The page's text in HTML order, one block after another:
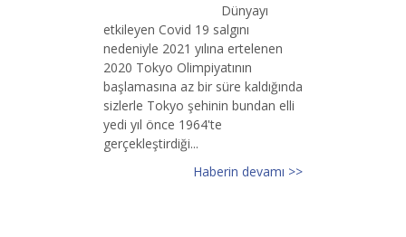
Dünyayı
etkileyen Covid 19 salgını
nedeniyle 2021 yılına ertelenen
2020 Tokyo Olimpiyatının
başlamasına az bir süre kaldığında
sizlerle Tokyo şehinin bundan elli
yedi yıl önce 1964'te
gerçekleştirdiği...
Haberin devamı >>